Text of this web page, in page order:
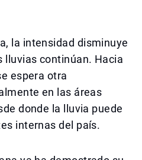
la intensidad disminuye
lluvias continúan. Hacia
espera otra
en las áreas
donde la lluvia puede
internas del país.